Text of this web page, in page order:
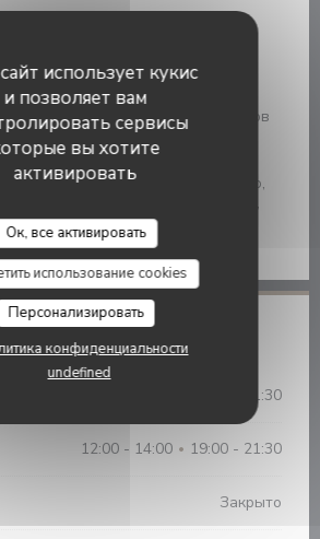
использует кукис
и позволяет вам
сервисы
вы хотите
активировать
Ок, все активировать
использование cookies
Персонализировать
конфиденциальности
undefined
Услуги
ВАЙ-ФАЙ, Доступ для инвалидов
Способы оплаты
Paiement Sans Contact, Маэстро,
Дебетовая карточка, виза,
Eurocard / Mastercard, Денежные
средства, проверки
работы
19:00 - 21:30
12:00 - 14:00 • 19:00 - 21:30
Закрыто
Roi De La Lune